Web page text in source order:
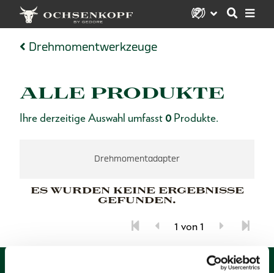
Drehmomentwerkzeuge
ALLE PRODUKTE
Ihre derzeitige Auswahl umfasst 0 Produkte.
Drehmomentadapter
ES WURDEN KEINE ERGEBNISSE
GEFUNDEN.
1 von 1